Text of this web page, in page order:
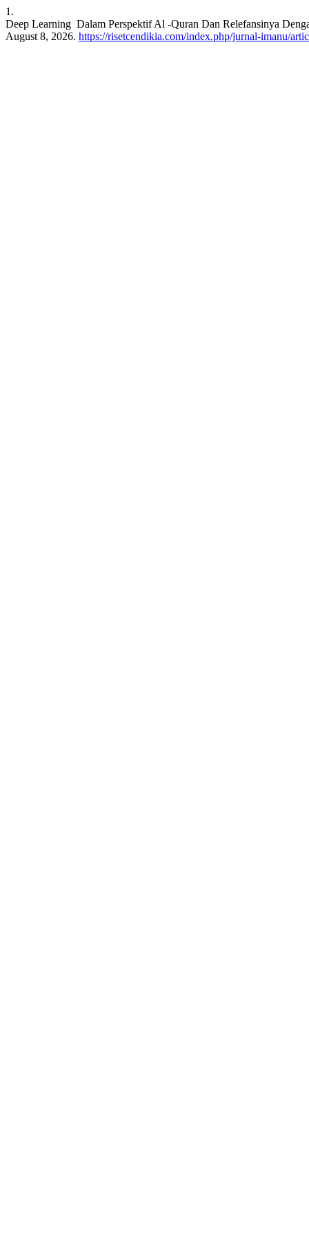
1.
Deep Learning Dalam Perspektif Al -Quran Dan Relefansinya
August 8, 2026. https://risetcendikia.com/index.php/jurnal-imanu/